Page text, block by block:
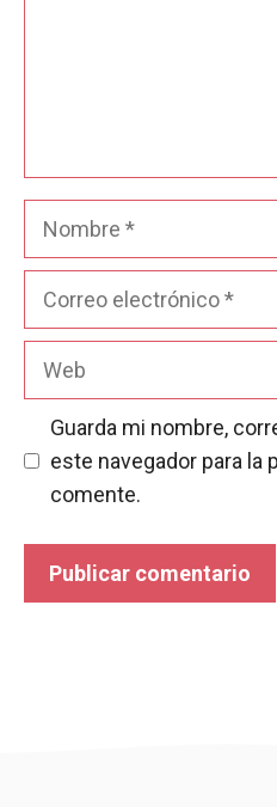
Nombre
Guarda mi nombre,
este navegador para la
comente.